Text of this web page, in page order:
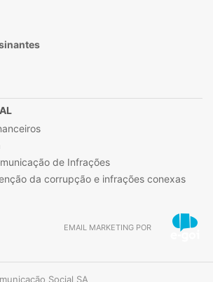
de Infrações
da corrupção e infrações conexas
EMAIL MARKETING POR
Social SA